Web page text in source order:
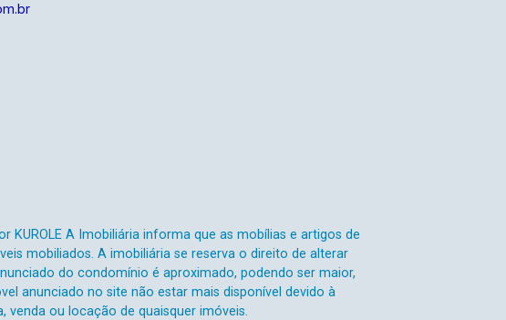
KUROLE A Imobiliária informa que as mobílias e artigos de
mobiliados. A imobiliária se reserva o direito de alterar
do condomínio é aproximado, podendo ser maior,
anunciado no site não estar mais disponível devido à
ou locação de quaisquer imóveis.